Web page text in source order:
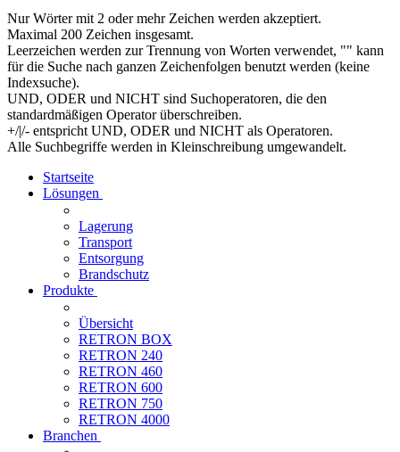
Nur Wörter mit 2 oder mehr Zeichen werden akzeptiert.
Maximal 200 Zeichen insgesamt.
Leerzeichen werden zur Trennung von Worten verwendet, "" kann
für die Suche nach ganzen Zeichenfolgen benutzt werden (keine
Indexsuche).
UND, ODER und NICHT sind Suchoperatoren, die den
standardmäßigen Operator überschreiben.
+/|/- entspricht UND, ODER und NICHT als Operatoren.
Alle Suchbegriffe werden in Kleinschreibung umgewandelt.
Startseite
Lösungen
Lagerung
Transport
Entsorgung
Brandschutz
Produkte
Übersicht
RETRON BOX
RETRON 240
RETRON 460
RETRON 600
RETRON 750
RETRON 4000
Branchen